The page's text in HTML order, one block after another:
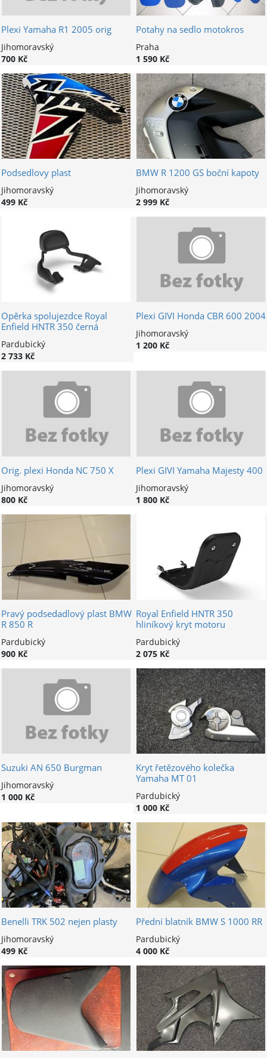
Plexi Yamaha R1 2005 orig
Jihomoravský
700 Kč
Potahy na sedlo motokros
Praha
1 590 Kč
Podsedlovy plast
Jihomoravský
499 Kč
BMW R 1200 GS boční kapoty
Jihomoravský
2 999 Kč
Opěrka spolujezdce Royal
Enfield HNTR 350 černá
Pardubický
2 733 Kč
Plexi GIVI Honda CBR 600 2004
Jihomoravský
1 200 Kč
Orig. plexi Honda NC 750 X
Jihomoravský
800 Kč
Plexi GIVI Yamaha Majesty 400
Jihomoravský
1 800 Kč
Pravý podsedadlový plast BMW
R 850 R
Pardubický
900 Kč
Royal Enfield HNTR 350
hliníkový kryt motoru
Pardubický
2 075 Kč
Suzuki AN 650 Burgman
Jihomoravský
1 000 Kč
Kryt řetězového kolečka
Yamaha MT 01
Pardubický
1 000 Kč
Benelli TRK 502 nejen plasty
Jihomoravský
499 Kč
Přední blatník BMW S 1000 RR
Pardubický
4 000 Kč